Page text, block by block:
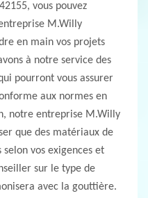
vous pouvez
M.Willy
en main vos projets
à notre service des
pourront vous assurer
aux normes en
notre entreprise M.Willy
que des matériaux de
vos exigences et
sur le type de
avec la gouttière.